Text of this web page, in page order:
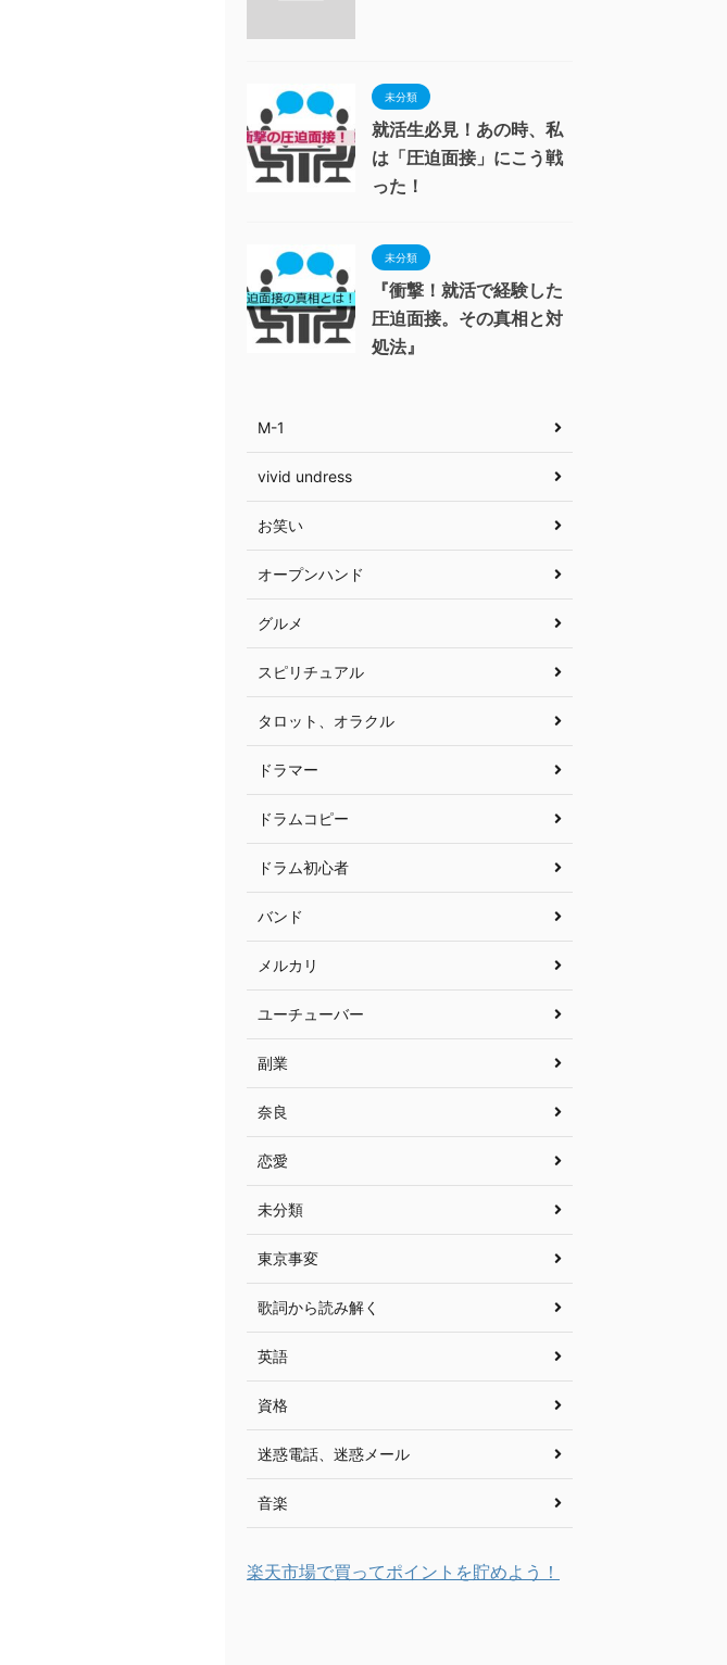
未分類
就活生必見！あの時、私
は「圧迫面接」にこう戦
った！
未分類
『衝撃！就活で経験した
圧迫面接。その真相と対
処法』
M-1
vivid undress
お笑い
オープンハンド
グルメ
スピリチュアル
タロット、オラクル
ドラマー
ドラムコピー
ドラム初心者
バンド
メルカリ
ユーチューバー
副業
奈良
恋愛
未分類
東京事変
歌詞から読み解く
英語
資格
迷惑電話、迷惑メール
音楽
楽天市場で買ってポイントを貯めよう！